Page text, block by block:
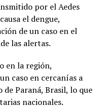
por el Aedes
el dengue,
de un caso en el
las alertas.
en la región,
caso en cercanías a
de Paraná, Brasil, lo que
nacionales.